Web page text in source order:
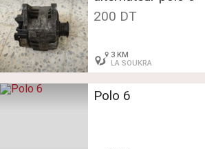
200 DT
3 KM
LA SOUKRA
Polo 6